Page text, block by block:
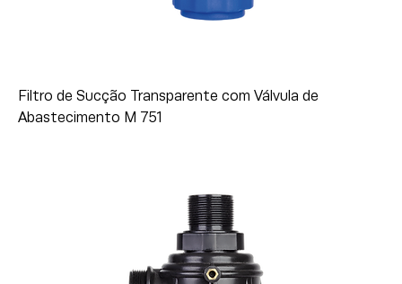
Filtro de Sucção Transparente com Válvula de
Abastecimento M 751